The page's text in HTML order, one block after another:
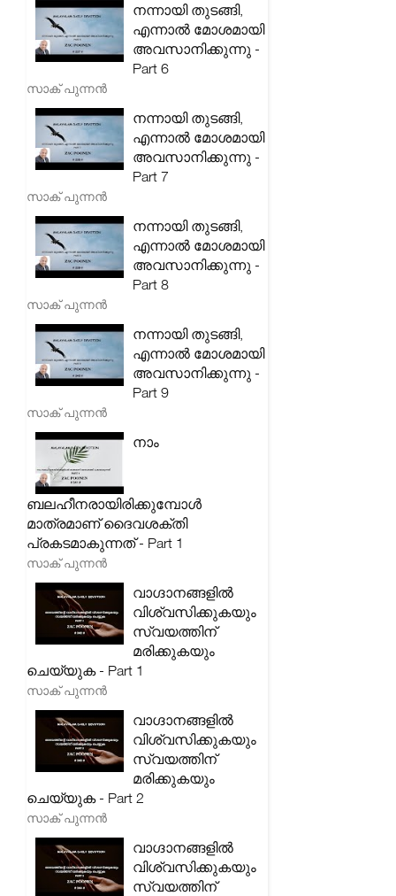
നന്നായി തുടങ്ങി,
എന്നാൽ മോശമായി
അവസാനിക്കുന്നു -
Part 6
സാക് പുന്നൻ
നന്നായി തുടങ്ങി,
എന്നാൽ മോശമായി
അവസാനിക്കുന്നു -
Part 7
സാക് പുന്നൻ
നന്നായി തുടങ്ങി,
എന്നാൽ മോശമായി
അവസാനിക്കുന്നു -
Part 8
സാക് പുന്നൻ
നന്നായി തുടങ്ങി,
എന്നാൽ മോശമായി
അവസാനിക്കുന്നു -
Part 9
സാക് പുന്നൻ
നാം
ബലഹീനരായിരിക്കുമ്പോൾ
മാത്രമാണ് ദൈവശക്തി
പ്രകടമാകുന്നത് - Part 1
സാക് പുന്നൻ
വാഗ്ദാനങ്ങളിൽ
വിശ്വസിക്കുകയും
സ്വയത്തിന്
മരിക്കുകയും
ചെയ്യുക - Part 1
സാക് പുന്നൻ
വാഗ്ദാനങ്ങളിൽ
വിശ്വസിക്കുകയും
സ്വയത്തിന്
മരിക്കുകയും
ചെയ്യുക - Part 2
സാക് പുന്നൻ
വാഗ്ദാനങ്ങളിൽ
വിശ്വസിക്കുകയും
സ്വയത്തിന്